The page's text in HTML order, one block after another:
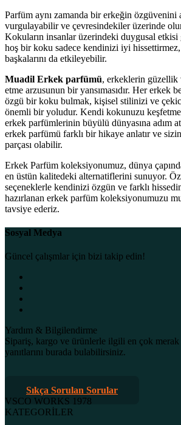
Parfüm aynı zamanda bir erkeğin
vurgulayabilir ve çevresindekiler üzerinde
Kokuların insanlar üzerindeki duygusal etkisi
hoş bir koku sadece kendinizi iyi hissettirmez,
başkalarını da etkileyebilir.
Muadil Erkek parfümü, erkeklerin güzellik
etme arzusunun bir yansımasıdır. Her erkek
özgü bir koku bulmak, kişisel stilinizi ve
önemli bir yoludur. Kendi kokunuzu
erkek parfümlerinin büyülü dünyasına adım
erkek parfümü farklı bir hikaye anlatır ve
parçası olabilir.
Erkek Parfüm koleksiyonumuz, dünya
en üstün kalitedeki alternatiflerini sunuyor.
seçeneklerle kendinizi özgün ve farklı
hazırlanan erkek parfüm koleksiyonumuzu
tavsiye ederiz.
Sosyal Medya
Güncel çalışmlar için bizi takip edin!
Yardım & Bilgilendirme
Sipariş, kargo ve ürünlerle ilgili en çok merak
yanıtlarını burada bulabilirsiniz.
Sıkça Sorulan Sorular
VSCO WORKS 1978
KATEGORİLER